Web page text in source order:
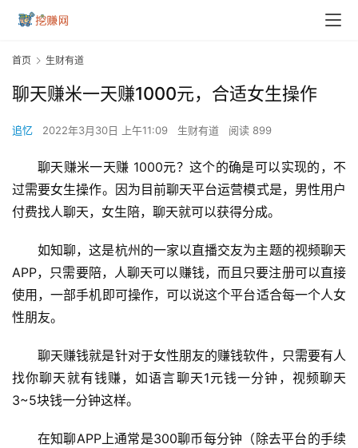
首页 生财有道
聊天赚米一天赚1000元，合适女生操作
追忆 2022年3月30日 上午11:09 生财有道 阅读 899
聊天赚米一天赚 1000元？这个的确是可以实现的，不
过需要女生操作。因为目前聊天平台运营模式是，男性用户
付费找人聊天，女生陪，聊天就可以获得分成。
如知聊，这是杭州的一家以直播交友为主题的视频聊天
APP，只需要陪，人聊天可以赚钱，而且只要注册可以直接
使用，一部手机即可操作，可以说这个平台适合每一个人女
性朋友。
聊天赚钱就是针对于女性朋友的赚钱软件，只需要有人
找你聊天就有钱赚，如语言聊天1元钱一分钟，视频聊天
3~5块钱一分钟这样。
在知聊APP上通常是300聊币每分钟（除去平台的手续